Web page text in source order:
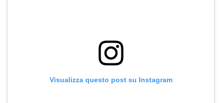
Visualizza questo post su Instagram